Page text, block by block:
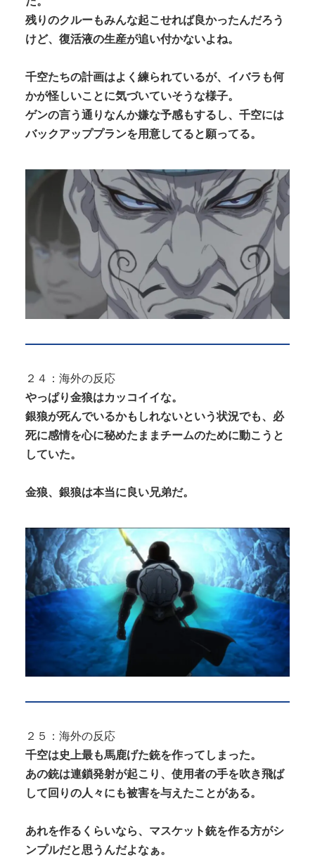
残りのクルーもみんな起こせれば良かったんだろう
けど、復活液の生産が追い付かないよね。
千空たちの計画はよく練られているが、イバラも何
かが怪しいことに気づいていそうな様子。
ゲンの言う通りなんか嫌な予感もするし、千空には
バックアッププランを用意してると願ってる。
２４：海外の反応
やっぱり金狼はカッコイイな。
銀狼が死んでいるかもしれないという状況でも、必
死に感情を心に秘めたままチームのために動こうと
していた。
金狼、銀狼は本当に良い兄弟だ。
２５：海外の反応
千空は史上最も馬鹿げた銃を作ってしまった。
あの銃は連鎖発射が起こり、使用者の手を吹き飛ば
して回りの人々にも被害を与えたことがある。
あれを作るくらいなら、マスケット銃を作る方がシ
ンプルだと思うんだよなぁ。